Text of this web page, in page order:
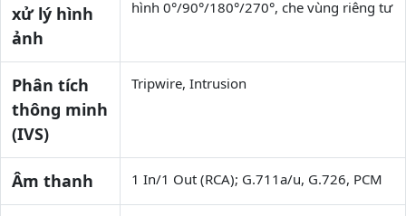
xử lý hình
ảnh
hình 0°/90°/180°/270°, che vùng riêng tư
Phân tích
thông minh
(IVS)
Tripwire, Intrusion
Âm thanh 1 In/1 Out (RCA); G.711a/u, G.726, PCM